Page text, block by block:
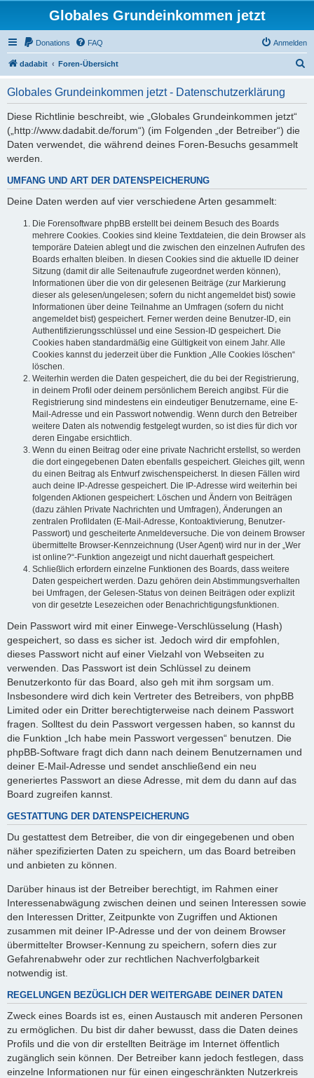
Globales Grundeinkommen jetzt
Donations FAQ Anmelden
dadabit Foren-Übersicht
Globales Grundeinkommen jetzt - Datenschutzerklärung
Diese Richtlinie beschreibt, wie „Globales Grundeinkommen jetzt“
(„http://www.dadabit.de/forum“) (im Folgenden „der Betreiber“) die
Daten verwendet, die während deines Foren-Besuchs gesammelt
werden.
UMFANG UND ART DER DATENSPEICHERUNG
Deine Daten werden auf vier verschiedene Arten gesammelt:
Die Forensoftware phpBB erstellt bei deinem Besuch des Boards
mehrere Cookies. Cookies sind kleine Textdateien, die dein Browser als
temporäre Dateien ablegt und die zwischen den einzelnen Aufrufen des
Boards erhalten bleiben. In diesen Cookies sind die aktuelle ID deiner
Sitzung (damit dir alle Seitenaufrufe zugeordnet werden können),
Informationen über die von dir gelesenen Beiträge (zur Markierung
dieser als gelesen/ungelesen; sofern du nicht angemeldet bist) sowie
Informationen über deine Teilnahme an Umfragen (sofern du nicht
angemeldet bist) gespeichert. Ferner werden deine Benutzer-ID, ein
Authentifizierungsschlüssel und eine Session-ID gespeichert. Die
Cookies haben standardmäßig eine Gültigkeit von einem Jahr. Alle
Cookies kannst du jederzeit über die Funktion „Alle Cookies löschen“
löschen.
Weiterhin werden die Daten gespeichert, die du bei der Registrierung,
in deinem Profil oder deinem persönlichem Bereich angibst. Für die
Registrierung sind mindestens ein eindeutiger Benutzername, eine E-
Mail-Adresse und ein Passwort notwendig. Wenn durch den Betreiber
weitere Daten als notwendig festgelegt wurden, so ist dies für dich vor
deren Eingabe ersichtlich.
Wenn du einen Beitrag oder eine private Nachricht erstellst, so werden
die dort eingegebenen Daten ebenfalls gespeichert. Gleiches gilt, wenn
du einen Beitrag als Entwurf zwischenspeicherst. In diesen Fällen wird
auch deine IP-Adresse gespeichert. Die IP-Adresse wird weiterhin bei
folgenden Aktionen gespeichert: Löschen und Ändern von Beiträgen
(dazu zählen Private Nachrichten und Umfragen), Änderungen an
zentralen Profildaten (E-Mail-Adresse, Kontoaktivierung, Benutzer-
Passwort) und gescheiterte Anmeldeversuche. Die von deinem Browser
übermittelte Browser-Kennzeichnung (User Agent) wird nur in der „Wer
ist online?“-Funktion angezeigt und nicht dauerhaft gespeichert.
Schließlich erfordern einzelne Funktionen des Boards, dass weitere
Daten gespeichert werden. Dazu gehören dein Abstimmungsverhalten
bei Umfragen, der Gelesen-Status von deinen Beiträgen oder explizit
von dir gesetzte Lesezeichen oder Benachrichtigungsfunktionen.
Dein Passwort wird mit einer Einwege-Verschlüsselung (Hash)
gespeichert, so dass es sicher ist. Jedoch wird dir empfohlen,
dieses Passwort nicht auf einer Vielzahl von Webseiten zu
verwenden. Das Passwort ist dein Schlüssel zu deinem
Benutzerkonto für das Board, also geh mit ihm sorgsam um.
Insbesondere wird dich kein Vertreter des Betreibers, von phpBB
Limited oder ein Dritter berechtigterweise nach deinem Passwort
fragen. Solltest du dein Passwort vergessen haben, so kannst du
die Funktion „Ich habe mein Passwort vergessen“ benutzen. Die
phpBB-Software fragt dich dann nach deinem Benutzernamen und
deiner E-Mail-Adresse und sendet anschließend ein neu
generiertes Passwort an diese Adresse, mit dem du dann auf das
Board zugreifen kannst.
GESTATTUNG DER DATENSPEICHERUNG
Du gestattest dem Betreiber, die von dir eingegebenen und oben
näher spezifizierten Daten zu speichern, um das Board betreiben
und anbieten zu können.
Darüber hinaus ist der Betreiber berechtigt, im Rahmen einer
Interessenabwägung zwischen deinen und seinen Interessen sowie
den Interessen Dritter, Zeitpunkte von Zugriffen und Aktionen
zusammen mit deiner IP-Adresse und der von deinem Browser
übermittelter Browser-Kennung zu speichern, sofern dies zur
Gefahrenabwehr oder zur rechtlichen Nachverfolgbarkeit
notwendig ist.
REGELUNGEN BEZÜGLICH DER WEITERGABE DEINER DATEN
Zweck eines Boards ist es, einen Austausch mit anderen Personen
zu ermöglichen. Du bist dir daher bewusst, dass die Daten deines
Profils und die von dir erstellten Beiträge im Internet öffentlich
zugänglich sein können. Der Betreiber kann jedoch festlegen, dass
einzelne Informationen nur für einen eingeschränkten Nutzerkreis